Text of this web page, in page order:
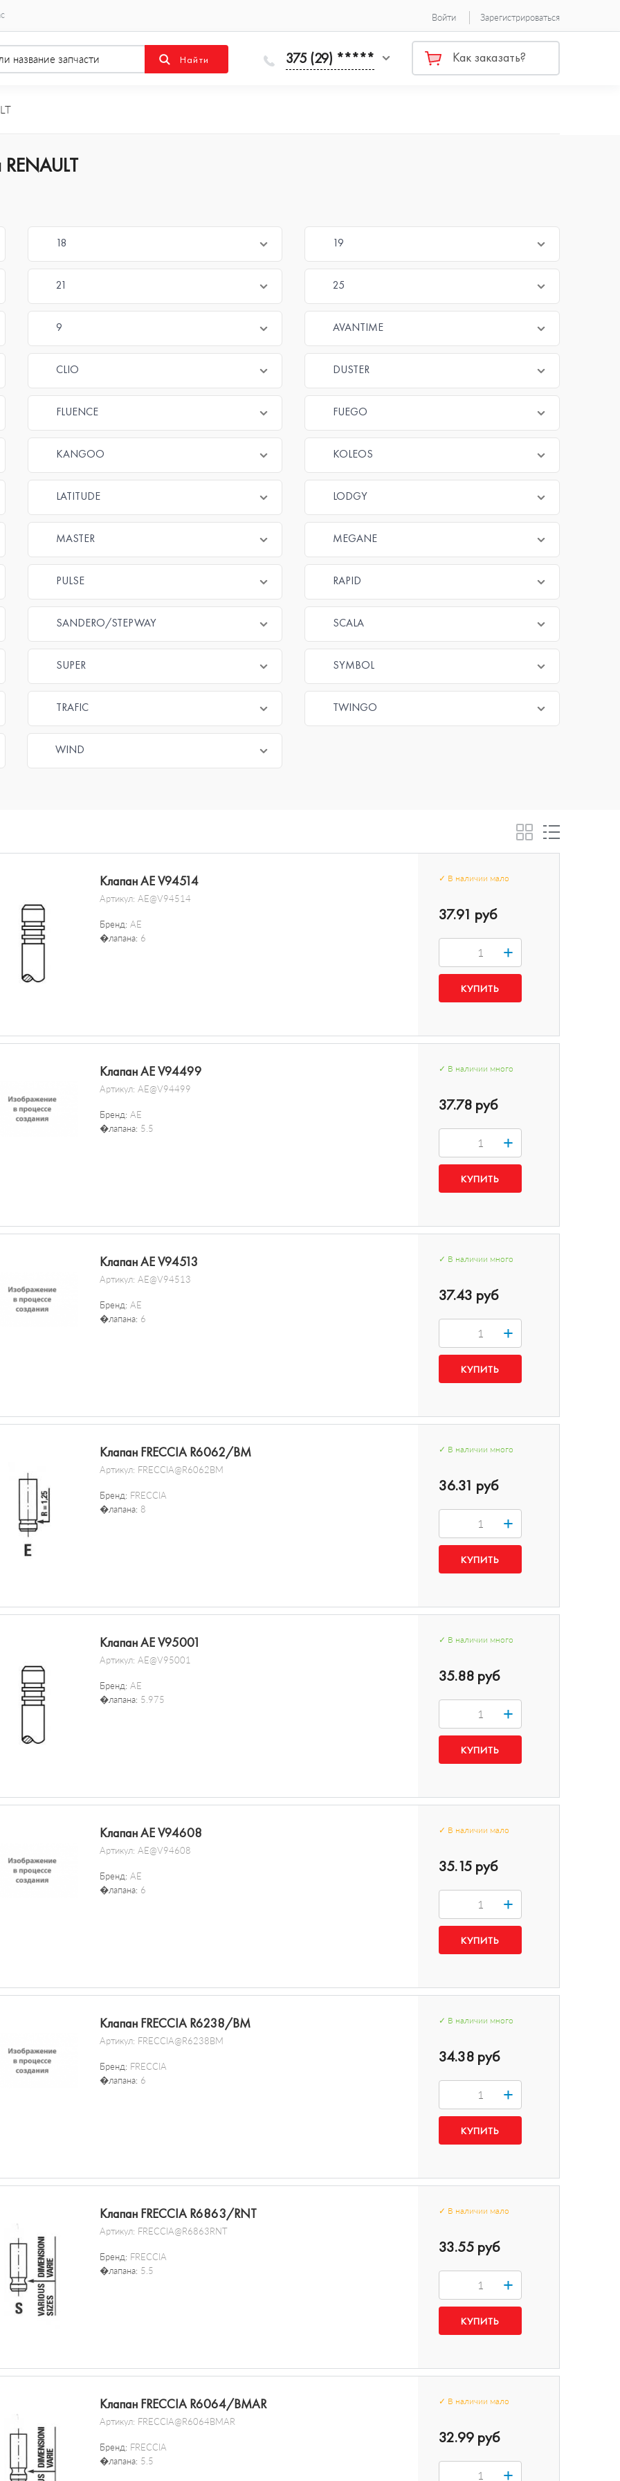
Войти Зарегистрироваться
375 (29) ***** Как заказать?
18 19
21 25
9 AVANTIME
CLIO DUSTER
FLUENCE FUEGO
KANGOO KOLEOS
LATITUDE LODGY
MASTER MEGANE
PULSE RAPID
SANDERO/STEPWAY SCALA
SUPER SYMBOL
TRAFIC TWINGO
WIND
Клапан AE V94514
Артикул: AE@V94514
Бренд: AE
�лапана: 6
✓ В наличии мало
37.91 руб
+
Клапан AE V94499
Артикул: AE@V94499
Бренд: AE
�лапана: 5.5
✓ В наличии много
37.78 руб
+
Клапан AE V94513
Артикул: AE@V94513
Бренд: AE
�лапана: 6
✓ В наличии много
37.43 руб
+
Клапан FRECCIA R6062/BM
Артикул: FRECCIA@R6062BM
Бренд: FRECCIA
�лапана: 8
✓ В наличии много
36.31 руб
+
Клапан AE V95001
Артикул: AE@V95001
Бренд: AE
�лапана: 5.975
✓ В наличии много
35.88 руб
+
Клапан AE V94608
Артикул: AE@V94608
Бренд: AE
�лапана: 6
✓ В наличии мало
35.15 руб
+
Клапан FRECCIA R6238/BM
Артикул: FRECCIA@R6238BM
Бренд: FRECCIA
�лапана: 6
✓ В наличии много
34.38 руб
+
Клапан FRECCIA R6863/RNT
Артикул: FRECCIA@R6863RNT
Бренд: FRECCIA
�лапана: 5.5
✓ В наличии мало
33.55 руб
+
Клапан FRECCIA R6064/BMAR
Артикул: FRECCIA@R6064BMAR
Бренд: FRECCIA
�лапана: 5.5
✓ В наличии мало
32.99 руб
+